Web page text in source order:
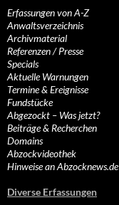
Erfassungen von A-Z
Anwaltsverzeichnis
Archivmaterial
Referenzen / Presse
Specials
Aktuelle Warnungen
Termine & Ereignisse
Fundstücke
Abgezockt – Was jetzt?
Beiträge & Recherchen
Domains
Abzockvideothek
Hinweise an Abzocknews.de
Diverse Erfassungen